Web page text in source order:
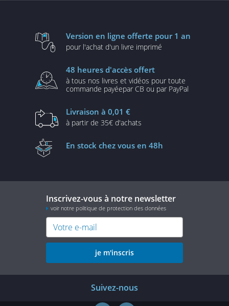
développement d'outils
Version en ligne offerte pour 1 an
pour l'achat d'un livre imprimé
48 heures d'accès offert
à tous nos livres et vidéos pour toute
commande payéepar CB ou par PayPal
Livraison à 0,01 €
à partir de 35€ d'achats
En stock chez vous en 48h
Inscrivez-vous à notre newsletter
voir notre politique de protection des données
je m'inscris
Suivez-nous